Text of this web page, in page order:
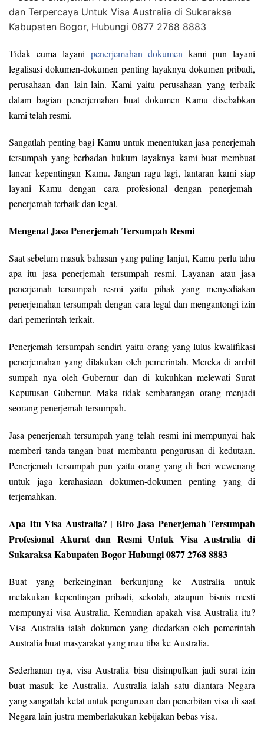
Tidak cuma layani penerjemahan dokumen kami pun layani
legalisasi dokumen-dokumen penting layaknya dokumen pribadi,
perusahaan dan lain-lain. Kami yaitu perusahaan yang terbaik
dalam bagian penerjemahan buat dokumen Kamu disebabkan
kami telah resmi.
Sangatlah penting bagi Kamu untuk menentukan jasa penerjemah
tersumpah yang berbadan hukum layaknya kami buat membuat
lancar kepentingan Kamu. Jangan ragu lagi, lantaran kami siap
layani Kamu dengan cara profesional dengan penerjemah-
penerjemah terbaik dan legal.
Mengenal Jasa Penerjemah Tersumpah Resmi
Saat sebelum masuk bahasan yang paling lanjut, Kamu perlu tahu
apa itu jasa penerjemah tersumpah resmi. Layanan atau jasa
penerjemah tersumpah resmi yaitu pihak yang menyediakan
penerjemahan tersumpah dengan cara legal dan mengantongi izin
dari pemerintah terkait.
Penerjemah tersumpah sendiri yaitu orang yang lulus kwalifikasi
penerjemahan yang dilakukan oleh pemerintah. Mereka di ambil
sumpah nya oleh Gubernur dan di kukuhkan melewati Surat
Keputusan Gubernur. Maka tidak sembarangan orang menjadi
seorang penerjemah tersumpah.
Jasa penerjemah tersumpah yang telah resmi ini mempunyai hak
memberi tanda-tangan buat membantu pengurusan di kedutaan.
Penerjemah tersumpah pun yaitu orang yang di beri wewenang
untuk jaga kerahasiaan dokumen-dokumen penting yang di
terjemahkan.
Apa Itu Visa Australia? | Biro Jasa Penerjemah Tersumpah
Profesional Akurat dan Resmi Untuk Visa Australia di
Sukaraksa Kabupaten Bogor Hubungi 0877 2768 8883
Buat yang berkeinginan berkunjung ke Australia untuk
melakukan kepentingan pribadi, sekolah, ataupun bisnis mesti
mempunyai visa Australia. Kemudian apakah visa Australia itu?
Visa Australia ialah dokumen yang diedarkan oleh pemerintah
Australia buat masyarakat yang mau tiba ke Australia.
Sederhanan nya, visa Australia bisa disimpulkan jadi surat izin
buat masuk ke Australia. Australia ialah satu diantara Negara
yang sangatlah ketat untuk pengurusan dan penerbitan visa di saat
Negara lain justru memberlakukan kebijakan bebas visa.